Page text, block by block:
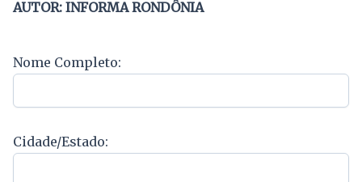
AUTOR: INFORMA RONDÔNIA
Nome Completo:
Cidade/Estado: